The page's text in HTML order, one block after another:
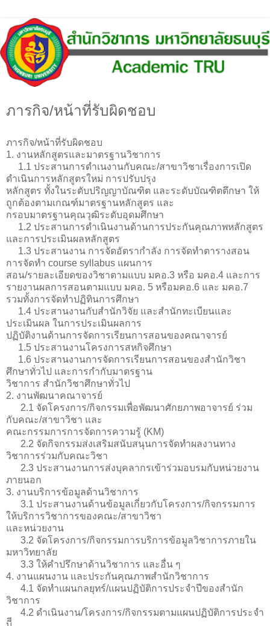
ภารกิจ/หน้าที่รับผิดชอบ
ภารกิจ/หน้าที่รับผิดชอบ
1. งานหลักสูตรและมาตรฐานวิชาการ
1.1 ประสานการดำเนงานกับคณะ/สาขาวิชาเรื่องการเปิด
ดำเนินการหลักสูตรใหม่ การปรับปรุง
หลักสูตร ทั้งในระตับปริญญาบัณฑิต และระดับบัณฑิตตึกษา ให้
ถูกต้องตามเกณฑ์มาตรฐานหลักสูตร และ
กรอบมาตรฐานคุณวุฒิระดับอุดมศึกษา
1.2 ประสานการดำเนินงานด้านการประกันคุณภาพหลักสูตร
และการประเมินผลหลักสูตร
1.3 ประสานงาน การจัดอัตรากำลัง การจัดทำตารางสอน
การจัดทำ course syllabus แผนการ
สอน/รายละเอียดของวิชาตามแบบ มคอ.3 หรือ มคอ.4 และการ
รายงานผลการสอนตามแบบ มคอ. 5 หรือมคอ.6 และ มคอ.7
รวมทั้งการจัดทำปฏิทินการศึกษา
1.4 ประสานงานกับสำนักวิจัย และสำนักทะเบียนและ
ประเมินผล ในการประเมินผลการ
ปฏิบัติงานด้านการจัดการเรียนการสอนของคณาจารย์
1.5 ประสานงานโครงการสหกิจศึกษา
1.6 ประสานงานการจัดการเรียนการสอนของสำนักวิชา
ศึกษาทั่วไป และการกำกับมาตรฐาน
วิชาการ สำนักวิชาศึกษาทั่วไป
2. งานพัฒนาคณาจารย์
2.1 จัดโครงการ/กิจกรรมเพื่อพัฒนาศักยภาพอาจารย์ ร่วม
กับคณะ/สาขาวิชา และ
คณะกรรมการการจัดการความรู้ (KM)
2.2 จัดกิจกรรมส่งเสริมสนับสนุนการจัดทำผลงานทาง
วิชาการร่วมกับคณะวิชา
2.3 ประสานงานการส่งบุคลากรเข้าร่วมอบรมกับหน่วยงาน
ภายนอก
3. งานบริการข้อมูลด้านวิชาการ
3.1 ประสานงานด้านข้อมูลเกี่ยวกับโครงการ/กิจกรรมการ
ให้บริการวิชาการของคณะ/สาขาวิชา
และหน่วยงาน
3.2 จัดโครงการ/กิจกรรมการบริการข้อมูลวิชาการภายใน
มหาวิทยาลัย
3.3 ให้คำปรึกษาด้านวิชาการ และอื่น ๆ
4. งานแผนงาน และประกันคุณภาพสำนักวิชาการ
4.1 จัดทำแผนกลยุทร์/แผนปฏิบัติการประจำปีของสำนัก
วิชาการ
4.2 ดำเนินงาน/โครงการ/กิจกรรมตามแผนปฏิบัติการประจำ